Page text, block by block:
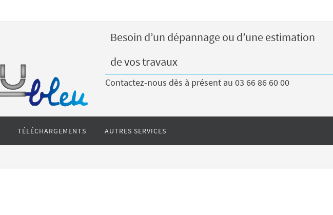
Besoin d’un dépannage ou d’une estimation
de vos travaux
Contactez-nous dès à présent au 03 66 86 60 00
TÉLÉCHARGEMENTS AUTRES SERVICES